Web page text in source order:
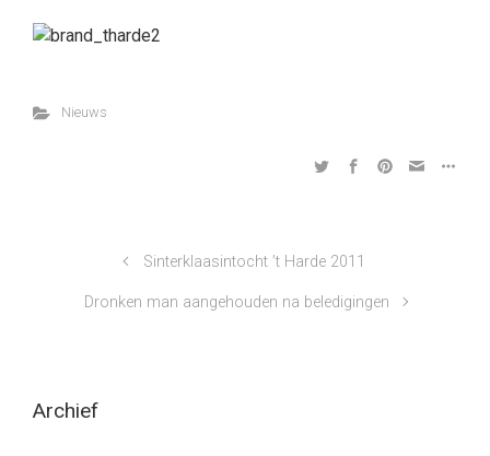
Nieuws
Sinterklaasintocht ’t Harde 2011
Dronken man aangehouden na beledigingen
Archief